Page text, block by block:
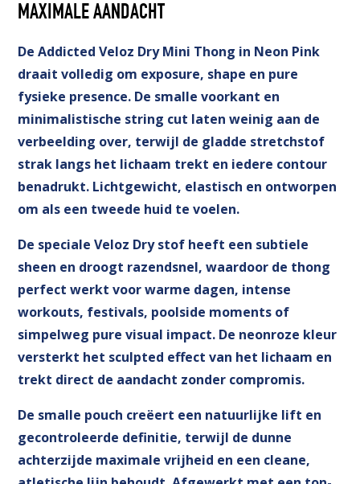
MAXIMALE AANDACHT
De Addicted Veloz Dry Mini Thong in Neon Pink
draait volledig om exposure, shape en pure
fysieke presence. De smalle voorkant en
minimalistische string cut laten weinig aan de
verbeelding over, terwijl de gladde stretchstof
strak langs het lichaam trekt en iedere contour
benadrukt. Lichtgewicht, elastisch en ontworpen
om als een tweede huid te voelen.
De speciale Veloz Dry stof heeft een subtiele
sheen en droogt razendsnel, waardoor de thong
perfect werkt voor warme dagen, intense
workouts, festivals, poolside moments of
simpelweg pure visual impact. De neonroze kleur
versterkt het sculpted effect van het lichaam en
trekt direct de aandacht zonder compromis.
De smalle pouch creëert een natuurlijke lift en
gecontroleerde definitie, terwijl de dunne
achterzijde maximale vrijheid en een cleane,